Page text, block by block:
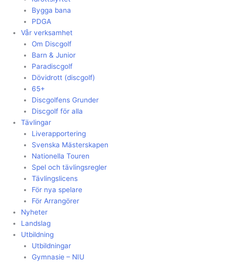
Bygga bana
PDGA
Vår verksamhet
Om Discgolf
Barn & Junior
Paradiscgolf
Dövidrott (discgolf)
65+
Discgolfens Grunder
Discgolf för alla
Tävlingar
Liverapportering
Svenska Mästerskapen
Nationella Touren
Spel och tävlingsregler
Tävlingslicens
För nya spelare
För Arrangörer
Nyheter
Landslag
Utbildning
Utbildningar
Gymnasie – NIU